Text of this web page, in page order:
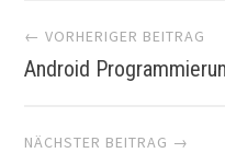
Artikel-
← VORHERIGER BEITRAG
Android
NÄCHSTER BEITRAG →